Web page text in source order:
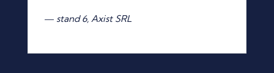
— stand 6, Axist SRL